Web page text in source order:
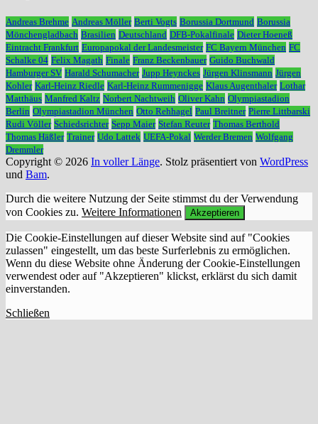
Andreas Brehme Andreas Möller Berti Vogts Borussia Dortmund Borussia
Mönchengladbach Brasilien Deutschland DFB-Pokalfinale Dieter Hoeneß
Eintracht Frankfurt Europapokal der Landesmeister FC Bayern München FC
Schalke 04 Felix Magath Finale Franz Beckenbauer Guido Buchwald
Hamburger SV Harald Schumacher Jupp Heynckes Jürgen Klinsmann Jürgen
Kohler Karl-Heinz Riedle Karl-Heinz Rummenigge Klaus Augenthaler Lothar
Matthäus Manfred Kaltz Norbert Nachtweih Oliver Kahn Olympiastadion
Berlin Olympiastadion München Otto Rehhagel Paul Breitner Pierre Littbarski
Rudi Völler Schiedsrichter Sepp Maier Stefan Reuter Thomas Berthold
Thomas Häßler Trainer Udo Lattek UEFA-Pokal Werder Bremen Wolfgang
Dremmler
Copyright © 2026 In voller Länge. Stolz präsentiert von WordPress
und Bam.
Durch die weitere Nutzung der Seite stimmst du der Verwendung
von Cookies zu. Weitere Informationen Akzeptieren
Die Cookie-Einstellungen auf dieser Website sind auf "Cookies
zulassen" eingestellt, um das beste Surferlebnis zu ermöglichen.
Wenn du diese Website ohne Änderung der Cookie-Einstellungen
verwendest oder auf "Akzeptieren" klickst, erklärst du sich damit
einverstanden.
Schließen